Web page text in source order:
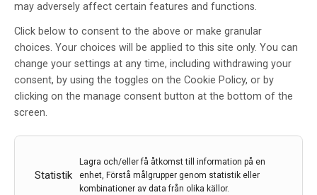
may adversely affect certain features and functions.
Click below to consent to the above or make granular
choices. Your choices will be applied to this site only. You can
change your settings at any time, including withdrawing your
consent, by using the toggles on the Cookie Policy, or by
clicking on the manage consent button at the bottom of the
screen.
Statistik
Lagra och/eller få åtkomst till information på en
enhet, Förstå målgrupper genom statistik eller
kombinationer av data från olika källor.
Aducunamab inlämnat för
registrering i USA: Vad betyder
genombrottet för patienter och
sjukvården?
Etiketter: Aducunamab,Alzheimerfonden,Alzheimers
Henrik Frenkel